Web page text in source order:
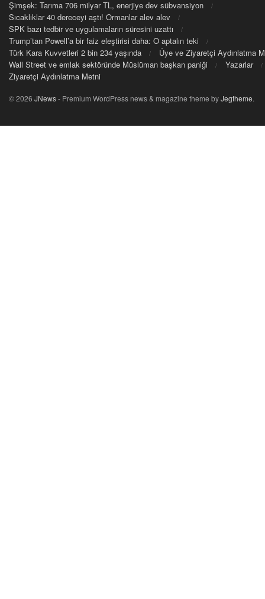
Şimşek: Tarıma 706 milyar TL, enerjiye dev sübvansiyon
Sıcaklıklar 40 dereceyi aştı! Ormanlar alev alev
SPK bazı tedbir ve uygulamaların süresini uzattı
Trump’tan Powell’a bir faiz eleştirisi daha: O aptalın teki
Türk Kara Kuvvetleri 2 bin 234 yaşında
Üye ve Ziyaretçi Aydınlatma
Wall Street ve emlak sektöründe Müslüman başkan paniği
Yazarlar
Ziyaretçi Aydınlatma Metni
© 2026 JNews- Premium WordPress news & magazine theme byJegtheme.